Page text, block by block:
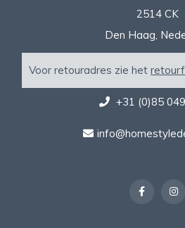
2514 CK
Den Haag,
Voor retouradres zie het
+31 (0)85